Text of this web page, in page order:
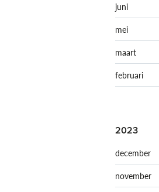
juni
mei
maart
februari
2023
december
november